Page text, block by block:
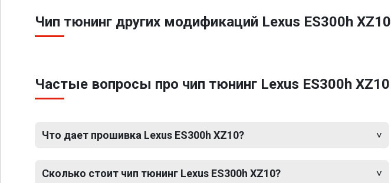
Чип тюнинг других модификаций Lexus ES300h XZ10
Частые вопросы про чип тюнинг Lexus ES300h XZ10
Что дает прошивка Lexus ES300h XZ10?
Сколько стоит чип тюнинг Lexus ES300h XZ10?